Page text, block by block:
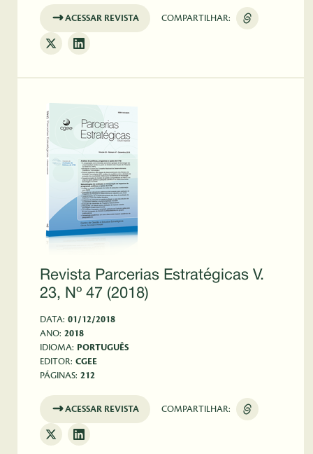
ACESSAR REVISTA COMPARTILHAR:
Revista Parcerias Estratégicas V.
23, Nº 47 (2018)
DATA: 01/12/2018
ANO: 2018
IDIOMA: PORTUGUÊS
EDITOR: CGEE
PÁGINAS: 212
ACESSAR REVISTA COMPARTILHAR: